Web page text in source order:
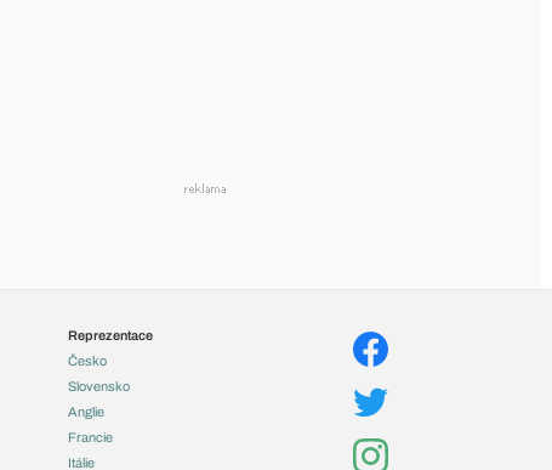
Reprezentace
Česko
Slovensko
Anglie
Francie
Itálie